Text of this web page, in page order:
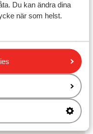
Du kan ändra dina
när som helst.
des Neiges